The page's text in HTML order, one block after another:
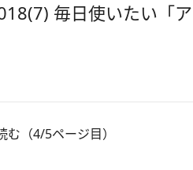
毎日使いたい「ア
（4/5ページ目）